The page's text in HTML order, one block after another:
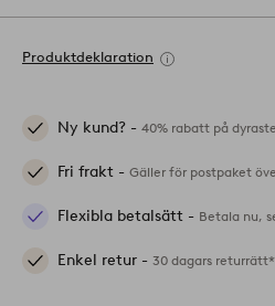
Produktdeklaration
Ny kund? - 40% rabatt på
Fri frakt - Gäller för postpaket
Flexibla betalsätt - Betala nu,
Enkel retur - 30 dagars returrätt*